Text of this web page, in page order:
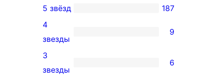
187
5-
звездный
отзыв
5 звёзд 187
9
4-
звездный
4
звезды
9
6
3
звезды
6